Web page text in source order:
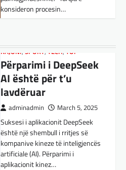
konsideron procesin…
Konkurrenti francez i
Starlink pa aksionet e
tij të trefishohen në
vlerë pasi Trump
ndaloi ndihmën për
Ukrainën
adminadmin March 5, 2025
Aksionet e ofruesit francez të
satelitëve Eutelsat u trefishuan
ndihmën për…
RAJONI,SPORT, TECH, TOP
Përparimi i DeepSeek
AI është për t’u
lavdëruar
adminadmin March 5, 2025
Suksesi i aplikacionit DeepSeek
është një shembull i rritjes së
kompanive kineze të inteligjencës
artificiale (AI). Përparimi i
aplikacionit kinez…
FFM pranon
kërkesën e
Shkëndija ndaj
Vardarit do të luaj të
dielën
adminadmin
2024
Shkëndija dhe Vardari do të luajnë
zyrtarisht të dielën. Vendimi ka
ardhur nga Federata e futbollit të
Maqedonisë së Veriut…
LAJME,SPORT